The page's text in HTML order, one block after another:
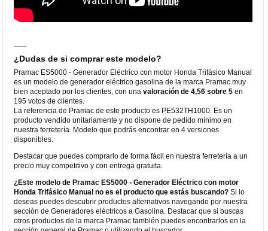
¿Dudas de si comprar este modelo?
Pramac ES5000 - Generador Eléctrico con motor Honda Trifásico Manual
es un modelo de generador eléctrico gasolina de la marca Pramac muy
bien aceptado por los clientes, con unavaloración de 4,56 sobre 5 en
195 votos de clientes.
La referencia de Pramac de este producto es PE532TH1000. Es un
producto vendido unitariamente y no dispone de pedido mínimo en
nuestra ferretería. Modelo que podrás encontrar en 4 versiones
disponibles.
Destacar que puedes comprarlo de forma fácil en nuestra ferretería a un
precio muy competitivo y con entrega gratuita.
¿Este modelo de Pramac ES5000 - Generador Eléctrico con motor
Honda Trifásico Manual no es el producto que estás buscando? Si lo
deseas puedes descubrir productos alternativos navegando por nuestra
sección de Generadores eléctricos a Gasolina. Destacar que si buscas
otros productos de la marca Pramac también puedes encontrarlos en la